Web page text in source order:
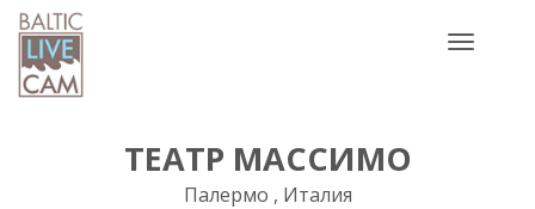
Toggle
ТЕАТР МАССИМО
Палермо , Италия